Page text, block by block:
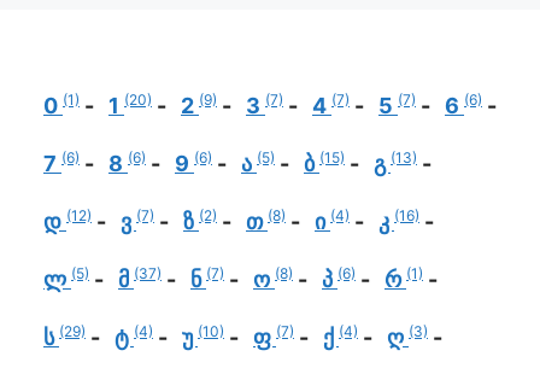
0 (1) 1 (20) 2 (9) 3 (7) 4 (7) 5 (7) 6 (6)
7 (6) 8 (6) 9 (6) ა (5) ბ (15) გ (13)
დ (12) ვ (7) ზ (2) თ (8) ი (4) კ (16)
ლ (5) მ (37) ნ (7) ო (8) პ (6) რ (1)
ს (29) ტ (4) უ (10) ფ (7) ქ (4) ღ (3)